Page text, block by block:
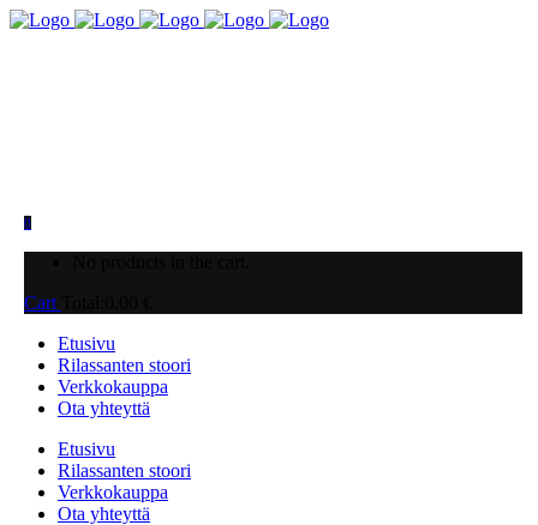
0
Cart
Etusivu
Rilassanten stoori
Verkkokauppa
Ota yhteyttä
Etusivu
Rilassanten stoori
Verkkokauppa
Ota yhteyttä